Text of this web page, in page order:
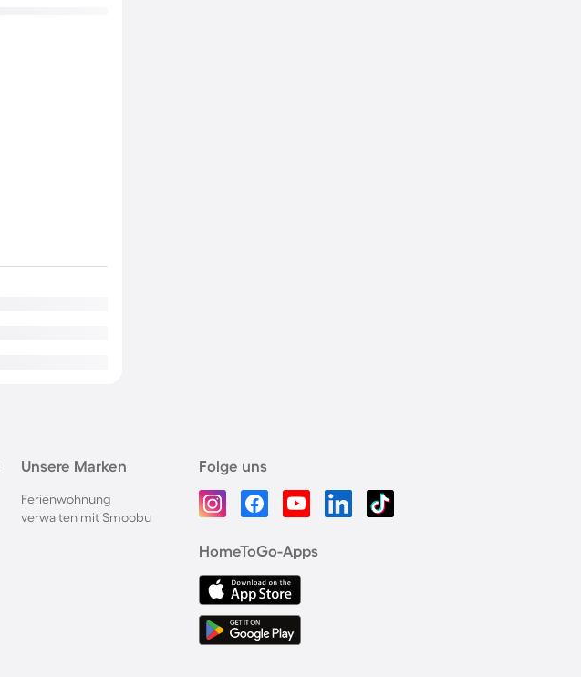
Unsere Marken
Ferienwohnung
verwalten mit Smoobu
Folge uns
HomeToGo-Apps